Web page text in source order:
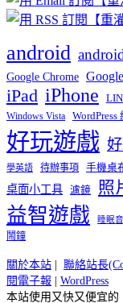
android
Google Chrome
iPad iPhone
Windows Vista WordPress
好玩遊戲
學英語 待辦事項 手機桌
桌面小工具 濾鏡 照
益智遊戲 睡眠
鬧鐘
關於本站 | 聯絡站長
閱電子報 | WordPress
本站使用又快又便宜的